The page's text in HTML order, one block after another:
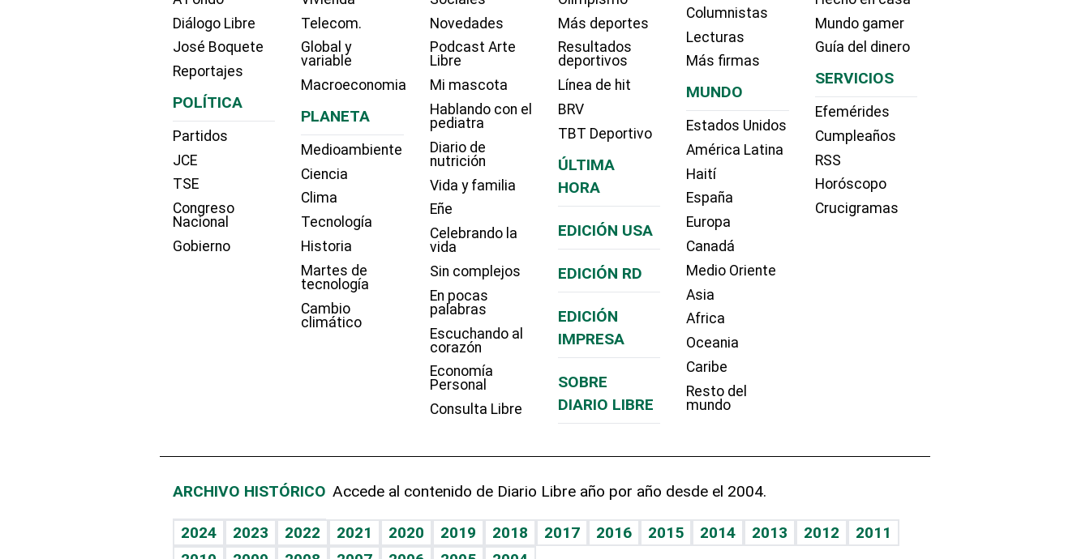
Diálogo Libre
José Boquete
Reportajes
POLÍTICA
Partidos
JCE
TSE
Congreso
Nacional
Gobierno
Telecom.
Global y
variable
Macroeconomia
PLANETA
Medioambiente
Ciencia
Clima
Tecnología
Historia
Martes de
tecnología
Cambio
climático
Novedades
Podcast Arte
Libre
Mi mascota
Hablando con el
pediatra
Diario de
nutrición
Vida y familia
Eñe
Celebrando la
vida
Sin complejos
En pocas
palabras
Escuchando al
corazón
Economía
Personal
Consulta Libre
Más deportes
Resultados
deportivos
Línea de hit
BRV
TBT Deportivo
ÚLTIMA
HORA
EDICIÓN USA
EDICIÓN RD
EDICIÓN
IMPRESA
SOBRE
DIARIO LIBRE
Columnistas
Lecturas
Más firmas
MUNDO
Estados Unidos
América Latina
Haití
España
Europa
Canadá
Medio Oriente
Asia
Africa
Oceania
Caribe
Resto del
mundo
Mundo gamer
Guía del dinero
SERVICIOS
Efemérides
Cumpleaños
RSS
Horóscopo
Crucigramas
ARCHIVO HISTÓRICO Accede al contenido de Diario Libre año por año desde el 2004.
2024 2023 2022 2021 2020 2019 2018 2017 2016 2015 2014 2013 2012
2011